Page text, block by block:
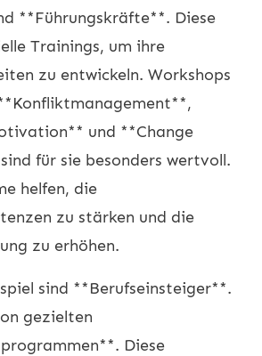
**Führungskräfte**. Diese
Trainings, um ihre
zu entwickeln. Workshops
und **Change
für sie besonders wertvoll.
helfen, die
zu stärken und die
zu erhöhen.
sind **Berufseinsteiger**.
gezielten
Diese